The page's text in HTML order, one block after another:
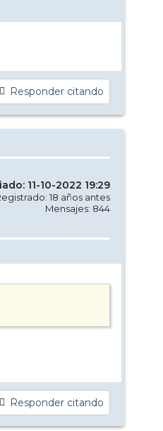
Responder citando
11-10-2022 19:29
18 años antes
Mensajes: 844
Responder citando